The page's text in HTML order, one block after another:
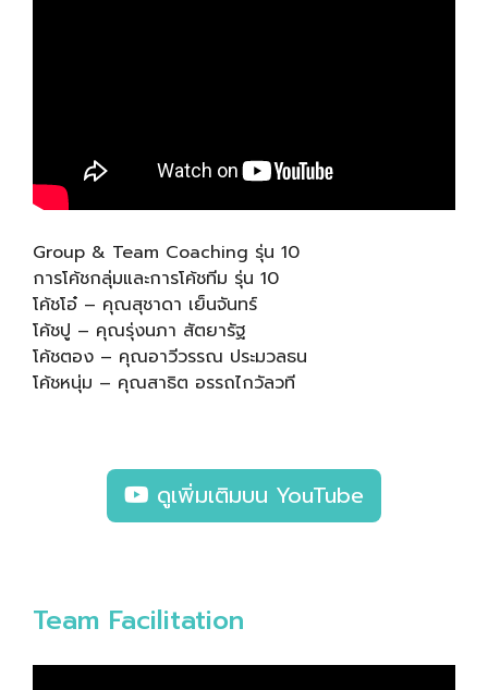
Group & Team Coaching รุ่น 10
การโค้ชกลุ่มและการโค้ชทีม รุ่น 10
โค้ชโอ๋ – คุณสุชาดา เย็นจันทร์
โค้ชปู – คุณรุ่งนภา สัตยารัฐ
โค้ชตอง – คุณอาวีวรรณ ประมวลธน
โค้ชหนุ่ม – คุณสาธิต อรรถไกวัลวที
ดูเพิ่มเติมบน YouTube
Team Facilitation